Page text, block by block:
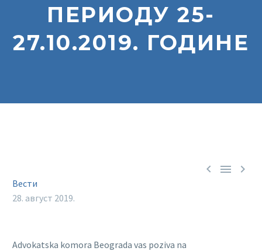
ПЕРИОДУ 25-
27.10.2019. ГОДИНЕ
  
Вести
28. август 2019.
Advokatska komora Beograda vas poziva na